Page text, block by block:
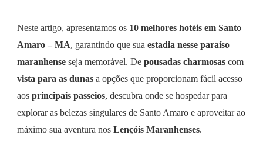
Neste artigo, apresentamos os 10 melhores hotéis em Santo
Amaro – MA, garantindo que sua estadia nesse paraíso
maranhense seja memorável. De pousadas charmosas com
vista para as dunas a opções que proporcionam fácil acesso
aos principais passeios, descubra onde se hospedar para
explorar as belezas singulares de Santo Amaro e aproveitar ao
máximo sua aventura nos Lençóis Maranhenses.